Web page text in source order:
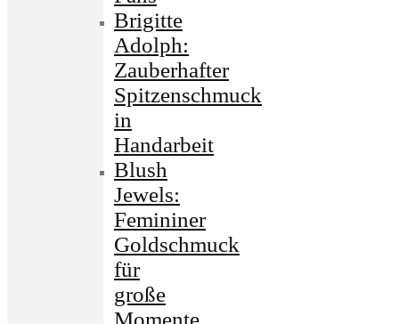
Brigitte
Adolph:
Zauberhafter
Spitzenschmuck
in
Handarbeit
Blush
Jewels:
Femininer
Goldschmuck
für
große
Momente